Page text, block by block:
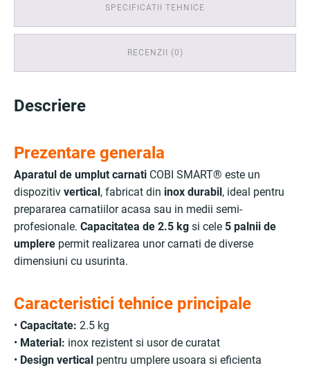
SPECIFICATII TEHNICE
RECENZII (0)
Descriere
Prezentare generala
Aparatul de umplut carnati COBI SMART® este un
dispozitiv vertical, fabricat din inox durabil, ideal pentru
prepararea carnatiilor acasa sau in medii semi-
profesionale. Capacitatea de 2.5 kg si cele 5 palnii de
umplere permit realizarea unor carnati de diverse
dimensiuni cu usurinta.
Caracteristici tehnice principale
• Capacitate: 2.5 kg
• Material: inox rezistent si usor de curatat
• Design vertical pentru umplere usoara si eficienta